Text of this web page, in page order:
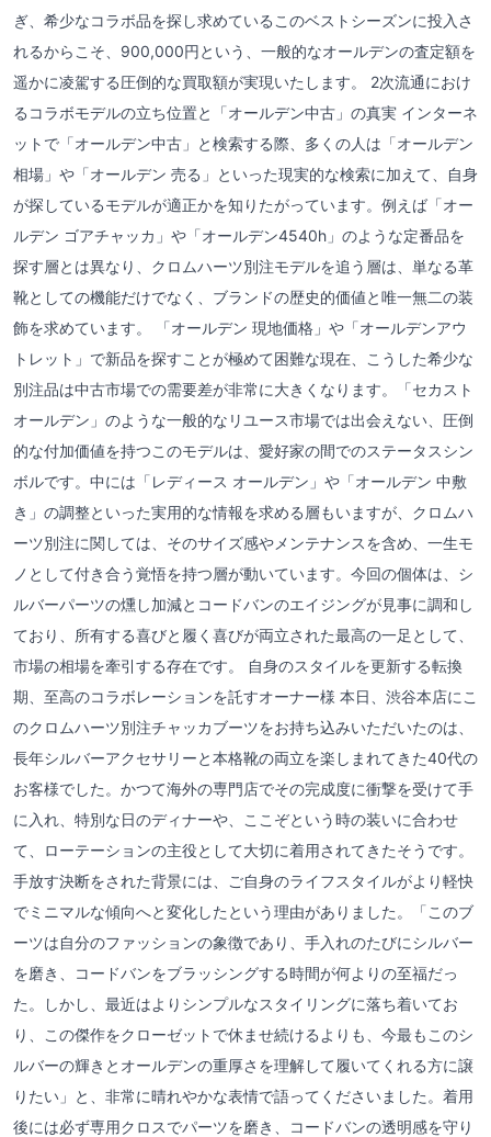
ぎ、希少なコラボ品を探し求めているこのベストシーズンに投入さ
れるからこそ、900,000円という、一般的なオールデンの査定額を
遥かに凌駕する圧倒的な買取額が実現いたします。 2次流通におけ
るコラボモデルの立ち位置と「オールデン中古」の真実 インターネ
ットで「オールデン中古」と検索する際、多くの人は「オールデン
相場」や「オールデン 売る」といった現実的な検索に加えて、自身
が探しているモデルが適正かを知りたがっています。例えば「オー
ルデン ゴアチャッカ」や「オールデン4540h」のような定番品を
探す層とは異なり、クロムハーツ別注モデルを追う層は、単なる革
靴としての機能だけでなく、ブランドの歴史的価値と唯一無二の装
飾を求めています。 「オールデン 現地価格」や「オールデンアウ
トレット」で新品を探すことが極めて困難な現在、こうした希少な
別注品は中古市場での需要差が非常に大きくなります。「セカスト
オールデン」のような一般的なリユース市場では出会えない、圧倒
的な付加価値を持つこのモデルは、愛好家の間でのステータスシン
ボルです。中には「レディース オールデン」や「オールデン 中敷
き」の調整といった実用的な情報を求める層もいますが、クロムハ
ーツ別注に関しては、そのサイズ感やメンテナンスを含め、一生モ
ノとして付き合う覚悟を持つ層が動いています。今回の個体は、シ
ルバーパーツの燻し加減とコードバンのエイジングが見事に調和し
ており、所有する喜びと履く喜びが両立された最高の一足として、
市場の相場を牽引する存在です。 自身のスタイルを更新する転換
期、至高のコラボレーションを託すオーナー様 本日、渋谷本店にこ
のクロムハーツ別注チャッカブーツをお持ち込みいただいたのは、
長年シルバーアクセサリーと本格靴の両立を楽しまれてきた40代の
お客様でした。かつて海外の専門店でその完成度に衝撃を受けて手
に入れ、特別な日のディナーや、ここぞという時の装いに合わせ
て、ローテーションの主役として大切に着用されてきたそうです。
手放す決断をされた背景には、ご自身のライフスタイルがより軽快
でミニマルな傾向へと変化したという理由がありました。「このブ
ーツは自分のファッションの象徴であり、手入れのたびにシルバー
を磨き、コードバンをブラッシングする時間が何よりの至福だっ
た。しかし、最近はよりシンプルなスタイリングに落ち着いてお
り、この傑作をクローゼットで休ませ続けるよりも、今最もこのシ
ルバーの輝きとオールデンの重厚さを理解して履いてくれる方に譲
りたい」と、非常に晴れやかな表情で語ってくださいました。着用
後には必ず専用クロスでパーツを磨き、コードバンの透明感を守り